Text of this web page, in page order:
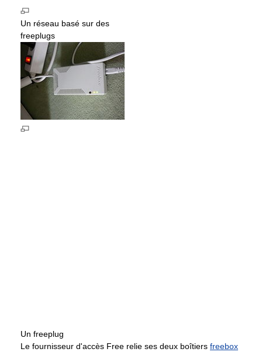
Un réseau basé sur des
freeplugs
Un freeplug
Le fournisseur d'accès Free relie ses deux boîtiers freebox